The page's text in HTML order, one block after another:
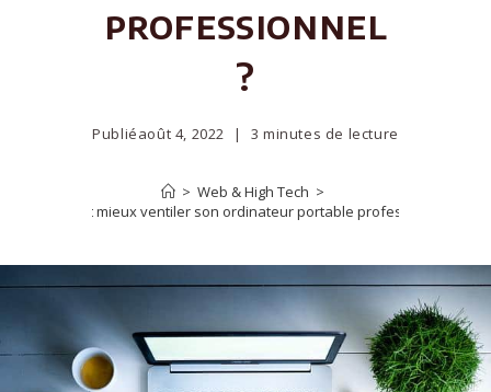
professionnel
?
Publiéaoût 4, 2022 3 minutes de lecture
> Web & High Tech >
Comment mieux ventiler son ordinateur portable professionnel ?